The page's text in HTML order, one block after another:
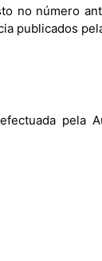
publicados
pela